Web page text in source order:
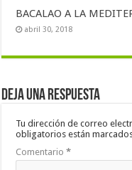
BACALAO A LA
abril 30, 2018
Deja una respuesta
Tu dirección de correo
obligatorios están
Comentario*